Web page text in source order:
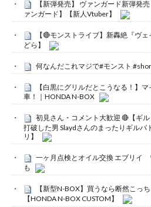
【新弾発売】 ヴァンガード新弾
ァンガード】【新人Vtuber】
【🔴モンストライブ】新轟絶『ヴ
どら】
何なんだこれマジで#モンスト
【白黒にグリルだとこうなる！】
車！｜HONDA N-BOX
初見さん・コメント大歓迎 🔴【ギ
打破した男 Slaydさんのまったりギル
リ】
一ヶ月点検とオイル交換 エブリ
も
【新型N-BOX】買うなら断然こっ
【HONDA N-BOX CUSTOM】